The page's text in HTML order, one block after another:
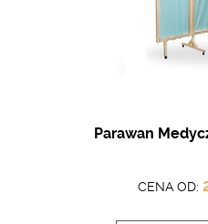
Parawan
CENA OD: